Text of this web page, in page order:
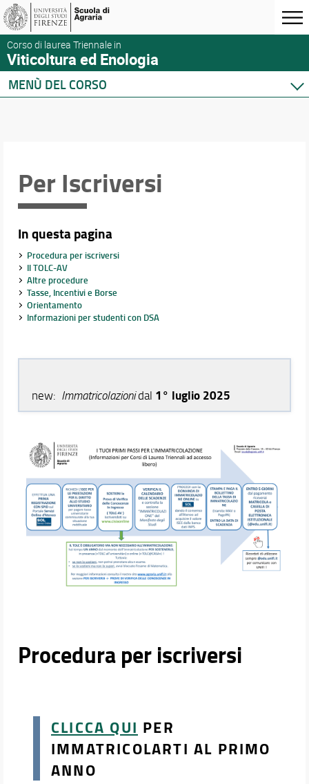
Corso di laurea Triennale in
Viticoltura ed Enologia
MENÙ DEL CORSO
Sedi e Strutture
Norme e regolamenti
Organizzazione
Qualità e Valutazione della didattica
Per Iscriversi
Per Laurearsi
Per le aziende
Didattica
Orario e calendari
Per Iscriversi
In questa pagina
Procedura per iscriversi
Il TOLC-AV
Altre procedure
Tasse, Incentivi e Borse
Orientamento
Informazioni per studenti con DSA
new: Immatricolazionidal 1° luglio 2025
Procedura per iscriversi
CLICCA QUI PER
IMMATRICOLARTI AL PRIMO
ANNO